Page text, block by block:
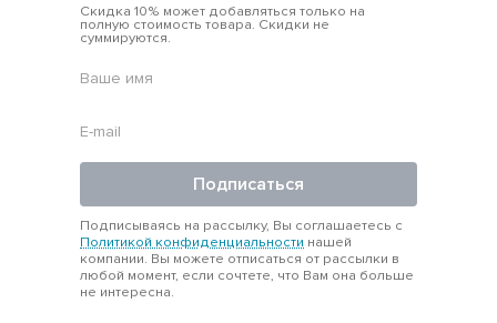
этом разделе?
размерах, но полностью соответствуют сезону и
трендам. Это практичные и стильные позиции.
Как выбрать топ или блузку по фигуре?
Если у вас фигура «песочные часы» — берите
приталенные модели. Для прямоугольного типа подойдут
объемные рукава, для «груши» — акцент на плечи. Образы
в карточках помогут сориентироваться.
Скидка 10% может добавляться только на
полную стоимость товара. Скидки не
суммируются.
Подписаться
Подписываясь на рассылку, Вы соглашаетесь с
Политикой конфиденциальности нашей
компании. Вы можете отписаться от рассылки в
любой момент, если сочтете, что Вам она больше
не интересна.